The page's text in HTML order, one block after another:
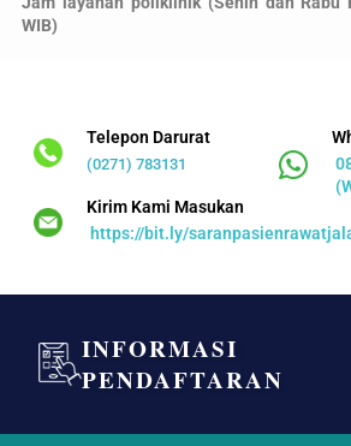
SARAN
WIB)
Telepon Darurat
(0271) 783131
Kirim Kami Masukan
https://bit.ly/
INFORMASI
PENDAFTARAN